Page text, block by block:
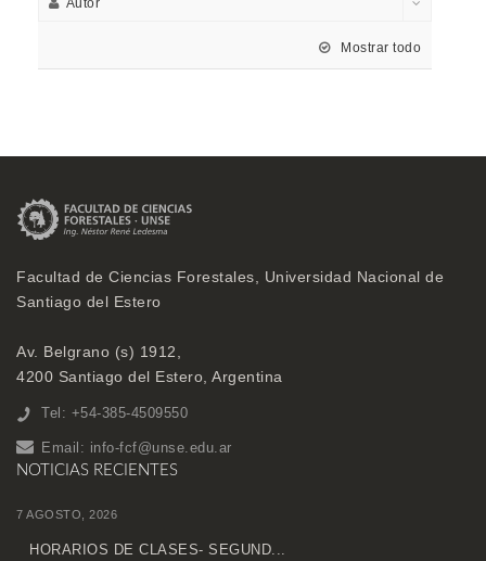
Autor
Mostrar todo
Facultad de Ciencias Forestales, Universidad Nacional de
Santiago del Estero
Av. Belgrano (s) 1912,
4200 Santiago del Estero, Argentina
Tel: +54-385-4509550
Email: info-fcf@unse.edu.ar
NOTICIAS RECIENTES
7 AGOSTO, 2026
HORARIOS DE CLASES- SEGUND...